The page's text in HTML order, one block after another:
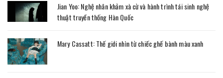
Jian Yoo: Nghệ nhân khảm xà cừ và hành trình tái sinh nghệ
thuật truyền thống Hàn Quốc
Mary Cassatt: Thế giới nhìn từ chiếc ghế bành màu xanh